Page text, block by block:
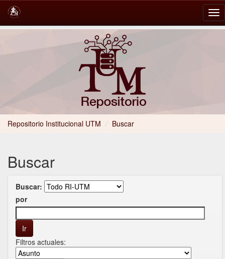
Repositorio Institucional UTM / Buscar
Buscar
Buscar:
por
Filtros actuales: